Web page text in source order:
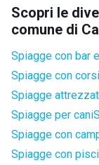
Scopri le
comune di
Spiagge con bar
Spiagge con
Spiagge
Spiagge per cani
Spiagge con
Spiagge con